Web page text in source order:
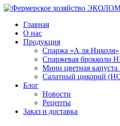
Главная
О нас
Продукция
Спаржа «А ля Николя»
Спаржевая
Мини цветная
Салатный цикорий
Блог
Новости
Рецепты
Заказ и доставка